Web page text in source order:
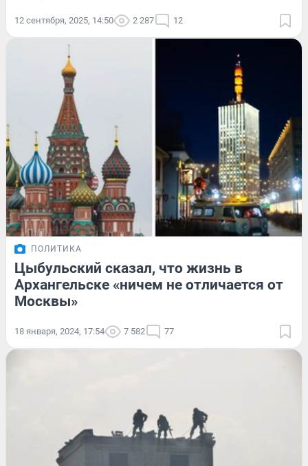
12 сентября, 2025, 14:50 2 287 12
ПОЛИТИКА
Цыбульский сказал, что жизнь в
Архангельске «ничем не отличается от
Москвы»
18 января, 2024, 17:54 7 582 77